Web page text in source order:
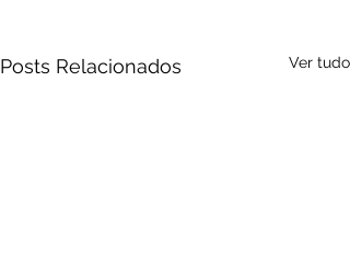
Posts Relacionados Ver tudo